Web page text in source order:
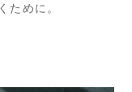
ために。